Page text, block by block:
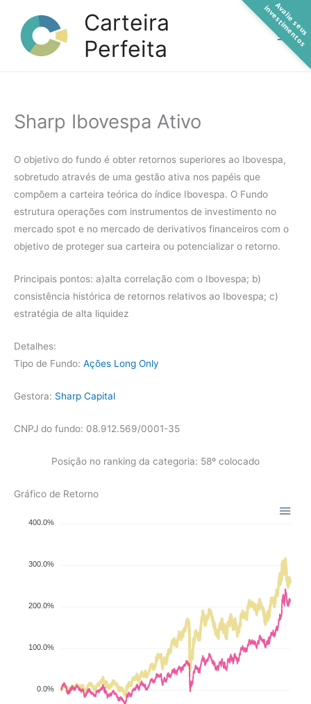
conteúdo
Carteira
Perfeita
Sharp Ibovespa Ativo
O objetivo do fundo é obter retornos superiores ao Ibovespa,
sobretudo através de uma gestão ativa nos papéis que
compõem a carteira teórica do índice Ibovespa. O Fundo
estrutura operações com instrumentos de investimento no
mercado spot e no mercado de derivativos financeiros com o
objetivo de proteger sua carteira ou potencializar o retorno.
Principais pontos: a)alta correlação com o Ibovespa; b)
consistência histórica de retornos relativos ao Ibovespa; c)
estratégia de alta liquidez
Detalhes:
Tipo de Fundo: Ações Long Only
Gestora: Sharp Capital
CNPJ do fundo: 08.912.569/0001-35
Posição no ranking da categoria: 58º colocado
Gráfico de Retorno
400.0%
300.0%
200.0%
100.0%
0.0%
A
v
a
l
i
e
s
e
u
s
i
n
v
e
s
t
i
m
e
n
t
o
s